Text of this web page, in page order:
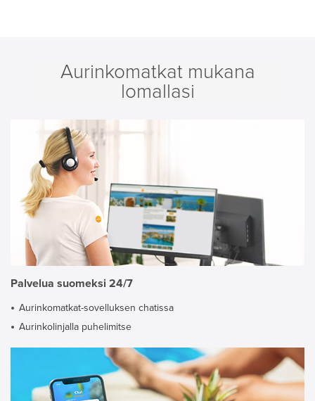
Aurinkomatkat mukana
lomallasi
Palvelua suomeksi 24/7
Aurinkomatkat-sovelluksen chatissa
Aurinkolinjalla puhelimitse